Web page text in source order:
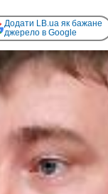
Додати LB.ua як бажане
джерело в Google